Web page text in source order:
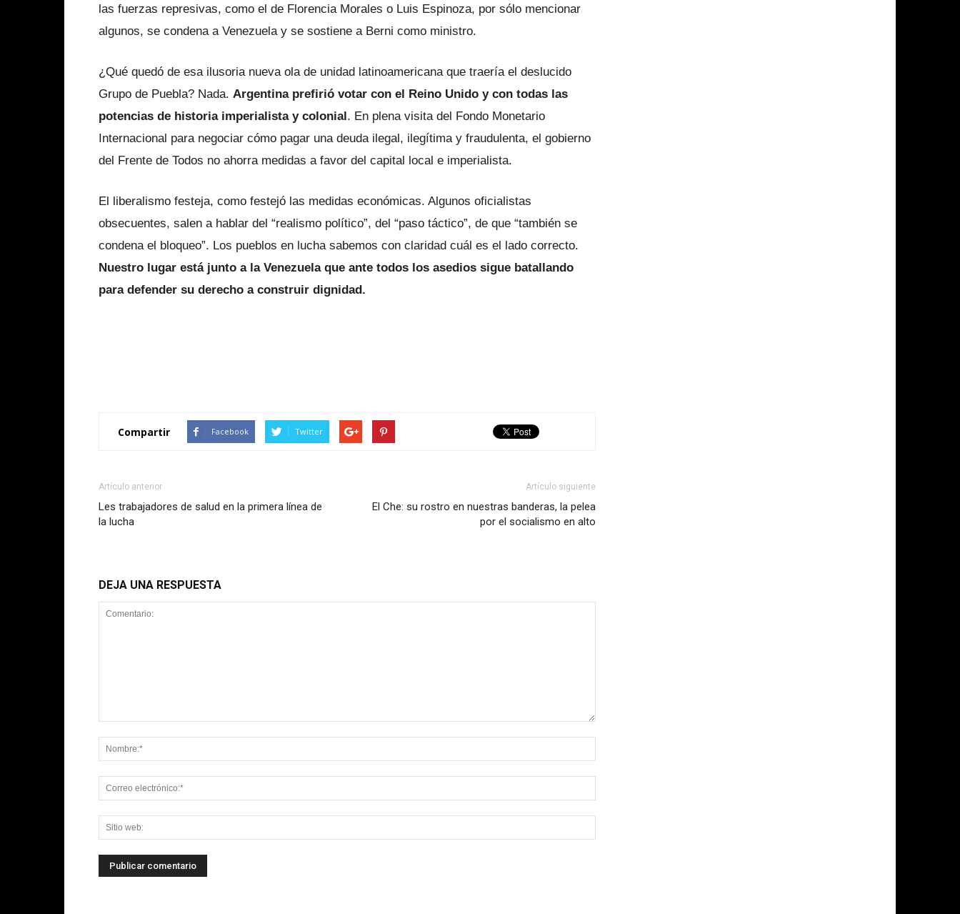
las fuerzas represivas, como el de Florencia Morales o Luis Espinoza, por sólo mencionar
algunos, se condena a Venezuela y se sostiene a Berni como ministro.
¿Qué quedó de esa ilusoria nueva ola de unidad latinoamericana que traería el deslucido
Grupo de Puebla? Nada. Argentina prefirió votar con el Reino Unido y con todas las
potencias de historia imperialista y colonial. En plena visita del Fondo Monetario
Internacional para negociar cómo pagar una deuda ilegal, ilegítima y fraudulenta, el gobierno
del Frente de Todos no ahorra medidas a favor del capital local e imperialista.
El liberalismo festeja, como festejó las medidas económicas. Algunos oficialistas
obsecuentes, salen a hablar del “realismo político”, del “paso táctico”, de que “también se
condena el bloqueo”. Los pueblos en lucha sabemos con claridad cuál es el lado correcto.
Nuestro lugar está junto a la Venezuela que ante todos los asedios sigue batallando
para defender su derecho a construir dignidad.
Compartir Facebook Twitter
Artículo anterior
Les trabajadores de salud en la primera línea de
la lucha
Artículo siguiente
El Che: su rostro en nuestras banderas, la pelea
por el socialismo en alto
DEJA UNA RESPUESTA